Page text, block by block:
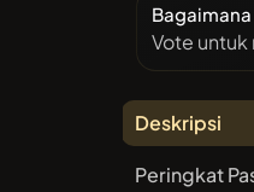
Vote untuk
Deskripsi
Peringkat